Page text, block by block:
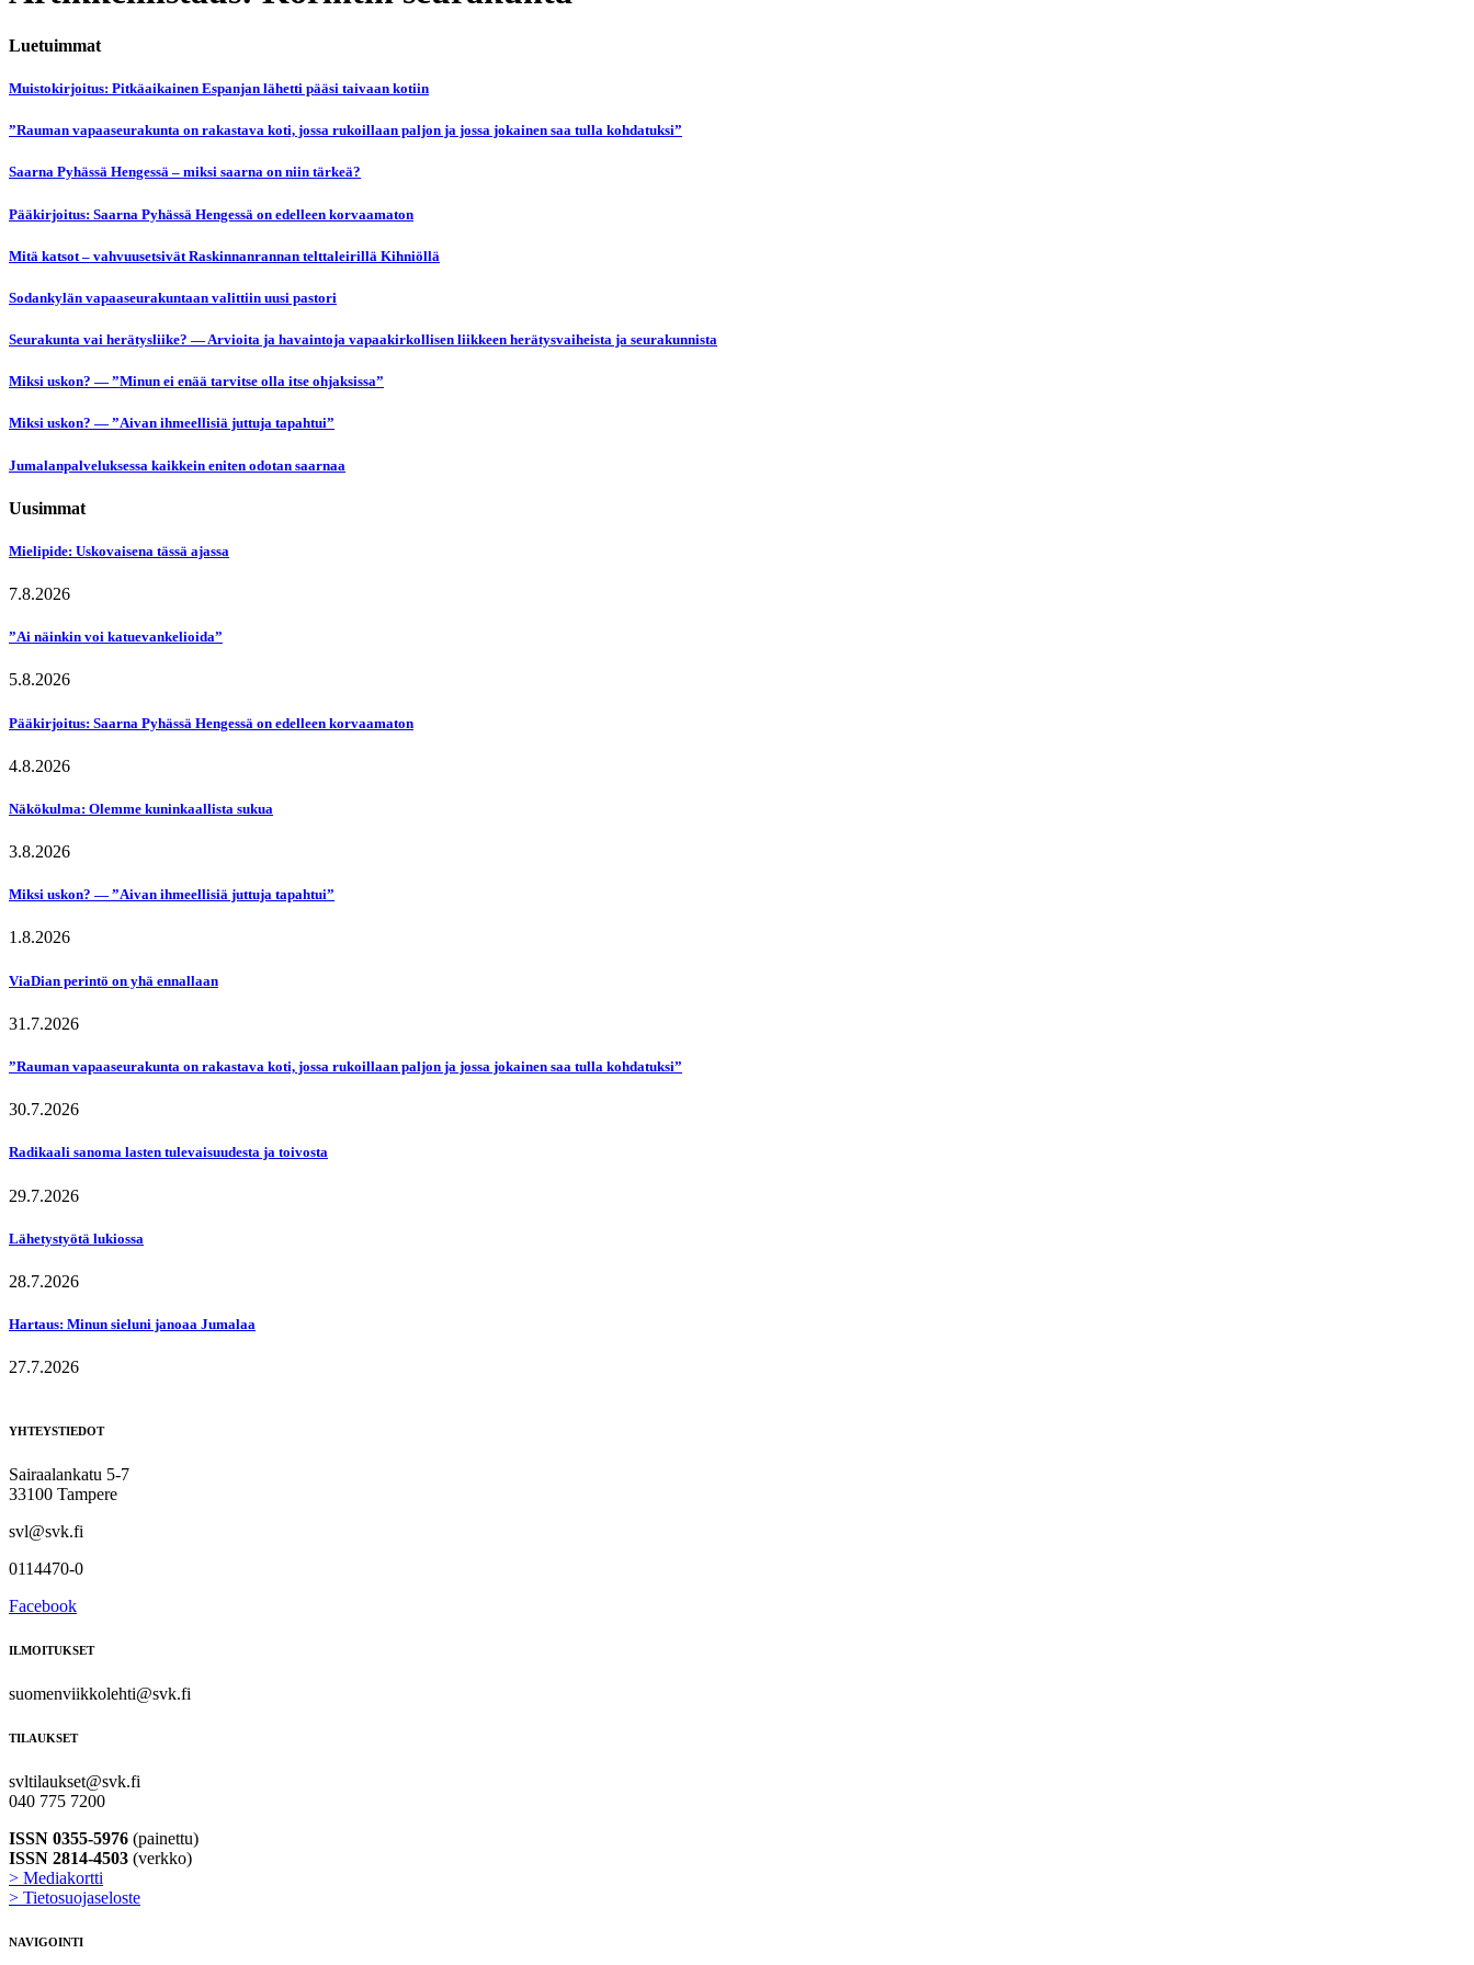
Luetuimmat
Muistokirjoitus: Pitkäaikainen Espanjan lähetti pääsi taivaan kotiin
”Rauman vapaaseurakunta on rakastava koti, jossa rukoillaan paljon ja jossa jokainen saa tulla kohdatuksi”
Saarna Pyhässä Hengessä – miksi saarna on niin tärkeä?
Pääkirjoitus: Saarna Pyhässä Hengessä on edelleen korvaamaton
Mitä katsot – vahvuusetsivät Raskinnanrannan telttaleirillä Kihniöllä
Sodankylän vapaaseurakuntaan valittiin uusi pastori
Seurakunta vai herätysliike? — Arvioita ja havaintoja vapaakirkollisen liikkeen herätysvaiheista ja seurakunnista
Miksi uskon? — ”Minun ei enää tarvitse olla itse ohjaksissa”
Miksi uskon? — ”Aivan ihmeellisiä juttuja tapahtui”
Jumalanpalveluksessa kaikkein eniten odotan saarnaa
Uusimmat
Mielipide: Uskovaisena tässä ajassa
7.8.2026
”Ai näinkin voi katuevankelioida”
5.8.2026
Pääkirjoitus: Saarna Pyhässä Hengessä on edelleen korvaamaton
4.8.2026
Näkökulma: Olemme kuninkaallista sukua
3.8.2026
Miksi uskon? — ”Aivan ihmeellisiä juttuja tapahtui”
1.8.2026
ViaDian perintö on yhä ennallaan
31.7.2026
”Rauman vapaaseurakunta on rakastava koti, jossa rukoillaan paljon ja jossa jokainen saa tulla kohdatuksi”
30.7.2026
Radikaali sanoma lasten tulevaisuudesta ja toivosta
29.7.2026
Lähetystyötä lukiossa
28.7.2026
Hartaus: Minun sieluni janoaa Jumalaa
27.7.2026
YHTEYSTIEDOT
Sairaalankatu 5-7
33100 Tampere
svl@svk.fi
0114470-0
Facebook
ILMOITUKSET
suomenviikkolehti@svk.fi
TILAUKSET
svltilaukset@svk.fi
040 775 7200
ISSN 0355-5976 (painettu)
ISSN 2814-4503 (verkko)
> Mediakortti
> Tietosuojaseloste
NAVIGOINTI